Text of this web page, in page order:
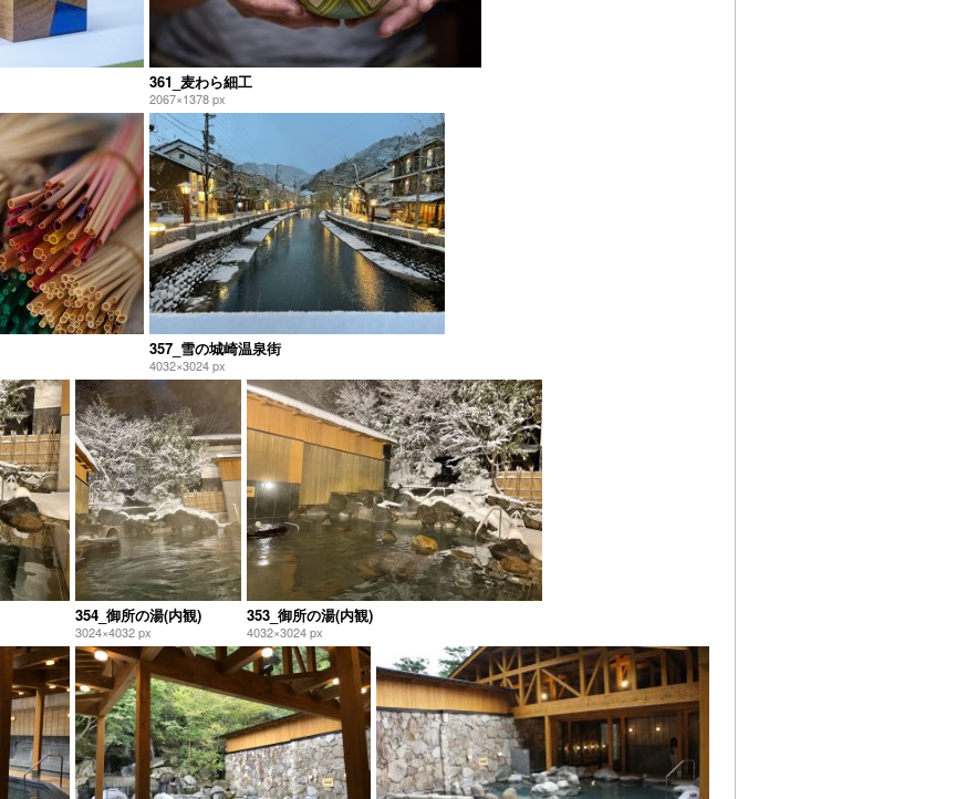
361_麦わら細工
2067×1378 px
357_雪の城崎温泉街
4032×3024 px
354_御所の湯(内観)
3024×4032 px
353_御所の湯(内観)
4032×3024 px